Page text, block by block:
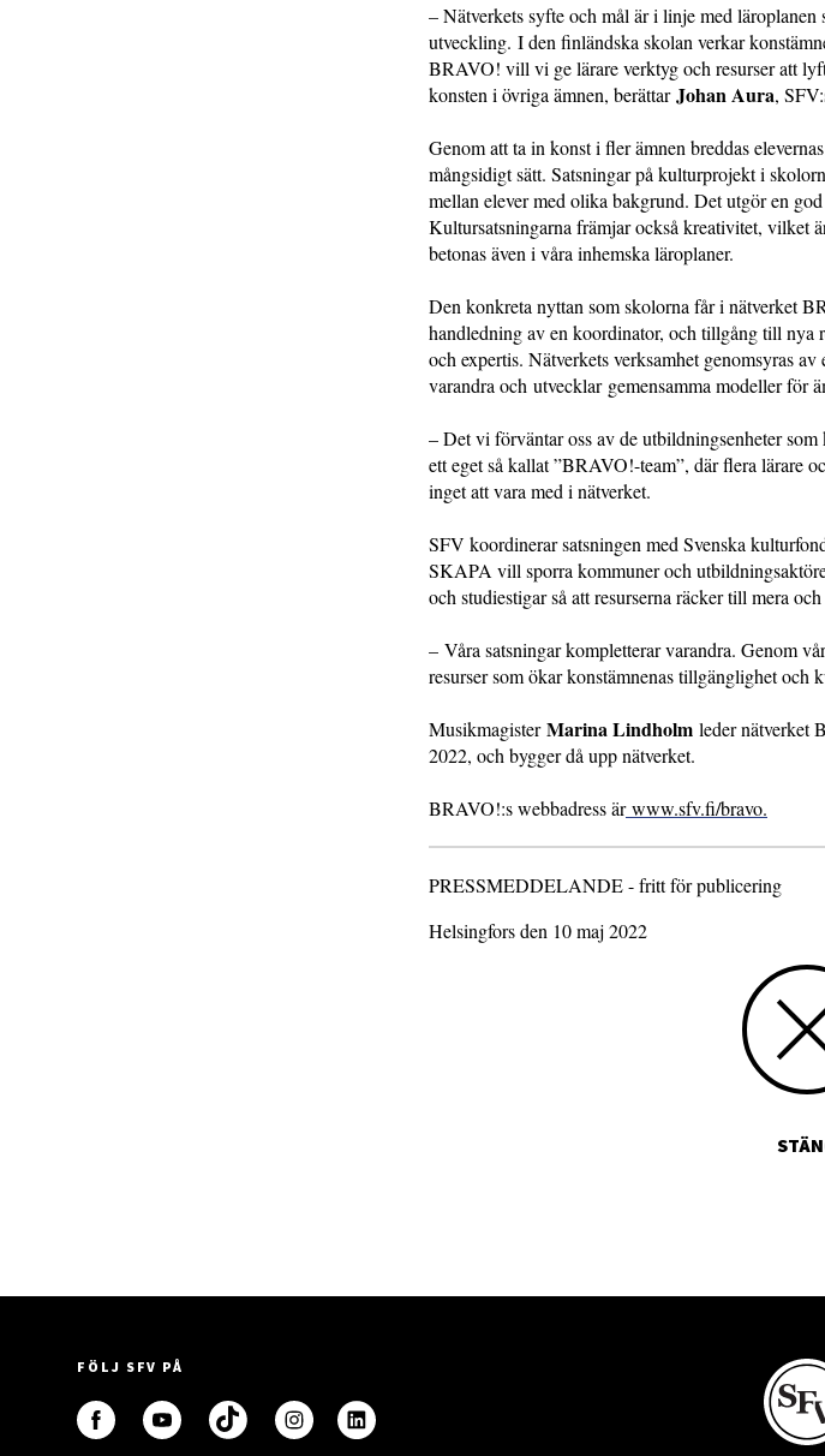
– Nätverkets syfte och mål är i linje med
utveckling. I den finländska skolan verkar
BRAVO! vill vi ge lärare verktyg och resurser att
konsten i övriga ämnen, berättarJohan Aura,
Genom att ta in konst i fler ämnen breddas
mångsidigt sätt. Satsningar på kulturprojekt i
mellan elever med olika bakgrund. Det utgör en
Kultursatsningarna främjar också kreativitet, vilket
betonas även i våra inhemska läroplaner.
Den konkreta nyttan som skolorna får i nätverket
handledning av en koordinator, och tillgång till nya
och expertis. Nätverkets verksamhet genomsyras
varandra och utvecklar gemensamma modeller för
– Det vi förväntar oss av de utbildningsenheter
ett eget så kallat ”BRAVO!-team”, där flera lärare
inget att vara med i nätverket.
SFV koordinerar satsningen med Svenska
SKAPA vill sporra kommuner och
och studiestigar så att resurserna räcker till mera
– Våra satsningar kompletterar varandra. Genom
resurser som ökar konstämnenas tillgänglighet och
MusikmagisterMarina Lindholm leder nätverket
2022, och bygger då upp nätverket.
BRAVO!:s webbadress ärwww.sfv.fi/bravo.
PRESSMEDDELANDE - fritt för publicering
Helsingfors den 10 maj 2022
FÖLJ SFV PÅ